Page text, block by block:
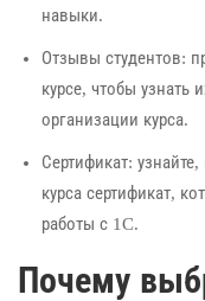
навыки.
Отзывы студентов:
курсе, чтобы узнать
организации курса.
Сертификат:
курса сертификат,
работы с 1C.
Почему